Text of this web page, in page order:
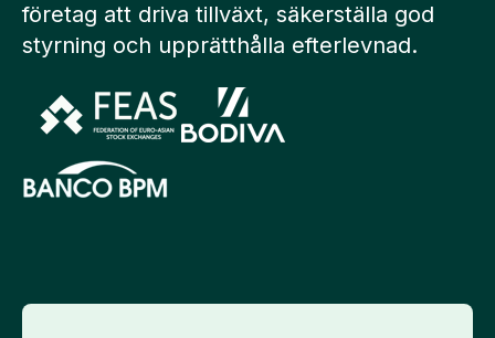
företag att driva tillväxt, säkerställa god
styrning och upprätthålla efterlevnad.